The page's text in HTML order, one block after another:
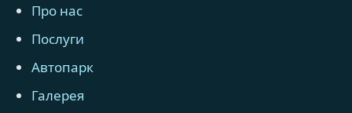
Про нас
Послуги
Автопарк
Галерея